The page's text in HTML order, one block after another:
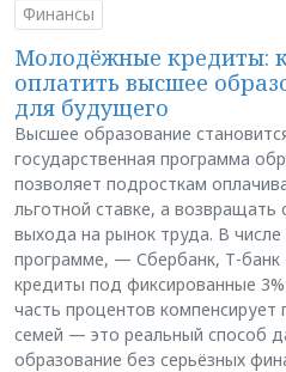
Финансы
Молодёжные кредиты:
оплатить высшее
для будущего
Высшее образование
государственная программа
позволяет подросткам
льготной ставке, а
выхода на рынок труда. В
программе, — Сбербанк, Т-
кредиты под фиксированные
часть процентов компенсирует
семей — это реальный способ
образование без серьёзных